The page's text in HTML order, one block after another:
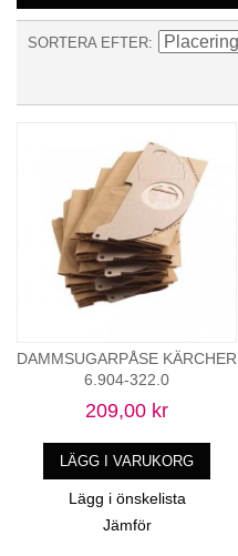
SORTERA EFTER
DAMMSUGARPÅSE KÄRCHER
6.904-322.0
209,00 kr
LÄGG I VARUKORG
Lägg i önskelista
Jämför